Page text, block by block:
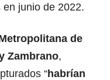
junio de 2022.
de
Zambrano,
“habrían